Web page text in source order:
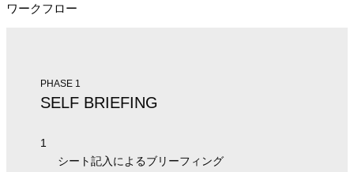
ワークフロー
PHASE 1
SELF BRIEFING
1
シート記入によるブリーフィング